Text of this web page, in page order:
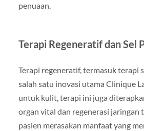
penuaan.
Terapi Regeneratif dan Sel
Terapi regeneratif, termasuk terapi
salah satu inovasi utama Clinique
untuk kulit, terapi ini juga
organ vital dan regenerasi jaringan
pasien merasakan manfaat yang